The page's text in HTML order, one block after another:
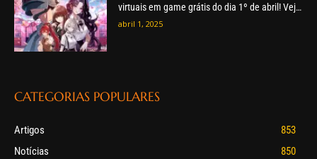
virtuais em game grátis do dia 1º de abril! Veja
como jogar.
abril 1, 2025
CATEGORIAS POPULARES
Artigos
853
Notícias
850